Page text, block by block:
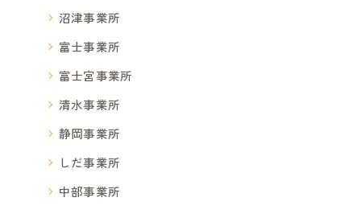
沼津事業所
富士事業所
富士宮事業所
清水事業所
静岡事業所
しだ事業所
中部事業所